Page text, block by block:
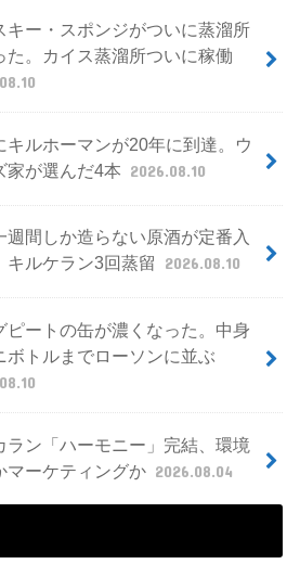
キー・スポンジがついに蒸溜所
た。カイス蒸溜所ついに稼働
キルホーマンが20年に到達。ウ
家が選んだ4本 2026.08.10
週間しか造らない原酒が定番入
キルケラン3回蒸留
2026.08.10
ピートの缶が濃くなった。中身
ボトルまでローソンに並ぶ
ラン「ハーモニー」完結、環境
マーケティングか 2026.08.04